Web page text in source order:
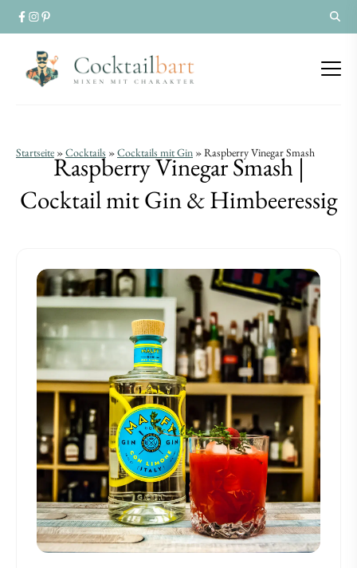
Raspberry
Vinegar
Smash
Cocktail
Gin
Himbeeressig
Raspberry
Vinegar
Smash
Cocktail
Gin
Himbeeressig
Startseite »Cocktails »Cocktails mit Gin »Raspberry Vinegar Smash
Raspberry Vinegar Smash |
Cocktail mit Gin & Himbeeressig